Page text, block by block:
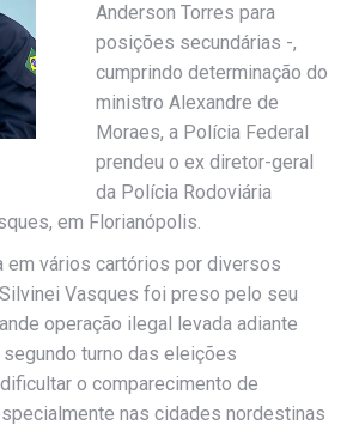
Anderson Torres para
posições secundárias -,
cumprindo determinação do
ministro Alexandre de
Moraes, a Polícia Federal
prendeu o ex diretor-geral
da Polícia Rodoviária
em Florianópolis.
em vários cartórios por diversos
Vasques foi preso pelo seu
operação ilegal levada adiante
turno das eleições
o comparecimento de
nas cidades nordestinas